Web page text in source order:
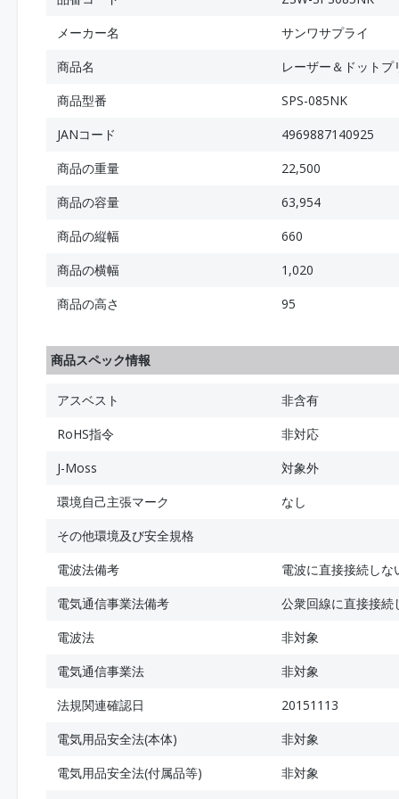
メーカー名
サンワサプライ
商品名
レーザー＆ドットプ
商品型番
SPS-085NK
JANコード
4969887140925
商品の重量
22,500
商品の容量
63,954
商品の縦幅
660
商品の横幅
1,020
商品の高さ
95
商品スペック情報
アスベスト
非含有
RoHS指令
非対応
J-Moss
対象外
環境自己主張マーク
なし
その他環境及び安全規格
電波法備考
電波に直接接続しな
電気通信事業法備考
公衆回線に直接接続
電波法
非対象
電気通信事業法
非対象
法規関連確認日
20151113
電気用品安全法(本体)
非対象
電気用品安全法(付属品等)
非対象